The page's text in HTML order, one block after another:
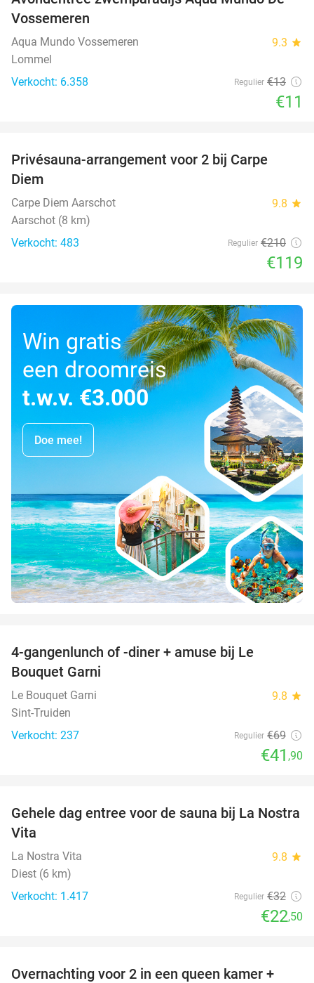
Vossemeren
Aqua Mundo Vossemeren 9.3 star
Lommel
Verkocht: 6.358
Regulier €13
€11
Privésauna-arrangement voor 2 bij Carpe
Diem
Carpe Diem Aarschot 9.8 star
Aarschot (8 km)
Verkocht: 483
Regulier €210
€119
Win gratis
een droomreis
t.w.v. €3.000
Doe mee!
4-gangenlunch of -diner + amuse bij Le
Bouquet Garni
Le Bouquet Garni 9.8 star
Sint-Truiden
Verkocht: 237
Regulier €69
€41 ,90
30%
Gehele dag entree voor de sauna bij La Nostra
Vita
La Nostra Vita 9.8 star
Diest (6 km)
Verkocht: 1.417
Regulier €32
€22,50
Overnachting voor 2 in een queen kamer +